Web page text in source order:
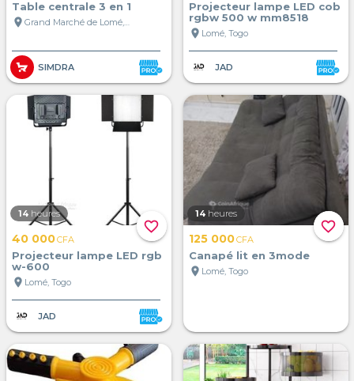
Table centrale 3 en 1
location_on
Grand Marché de Lomé, Lomé, Togo
SIMDRA
Projecteur lampe LED cob
rgbw 500 w mm8518
location_on Lomé, Togo
JAD
favorite_border
14 heures
40 000CFA
Projecteur lampe LED rgb
w-600
location_on Lomé, Togo
JAD
favorite_border
14 heures
125 000CFA
Canapé lit en 3mode
location_on Lomé, Togo